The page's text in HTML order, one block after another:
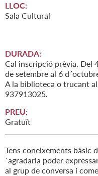
LLOC:
Sala Cultural
DURADA:
Cal inscripció prèvia. Del
de setembre al 6
A la biblioteca o trucant al
937913025.
PREU:
Gratuït
Tens coneixements bàsic
´agradaria poder
al grup de conversa i